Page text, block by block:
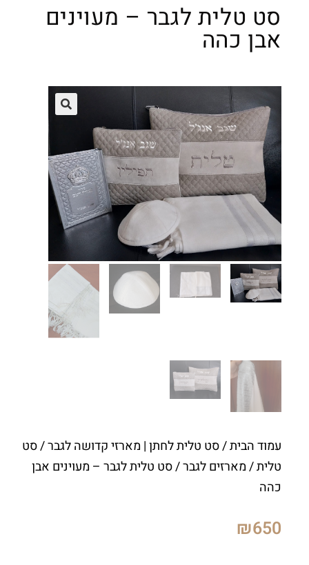
סט טלית לגבר – מעוינים
אבן כהה
עמוד הבית/סט טלית לחתן | מארזי קדושה לגבר/סט
טלית / מארזים לגבר/ סט טלית לגבר – מעוינים אבן
כהה
₪650